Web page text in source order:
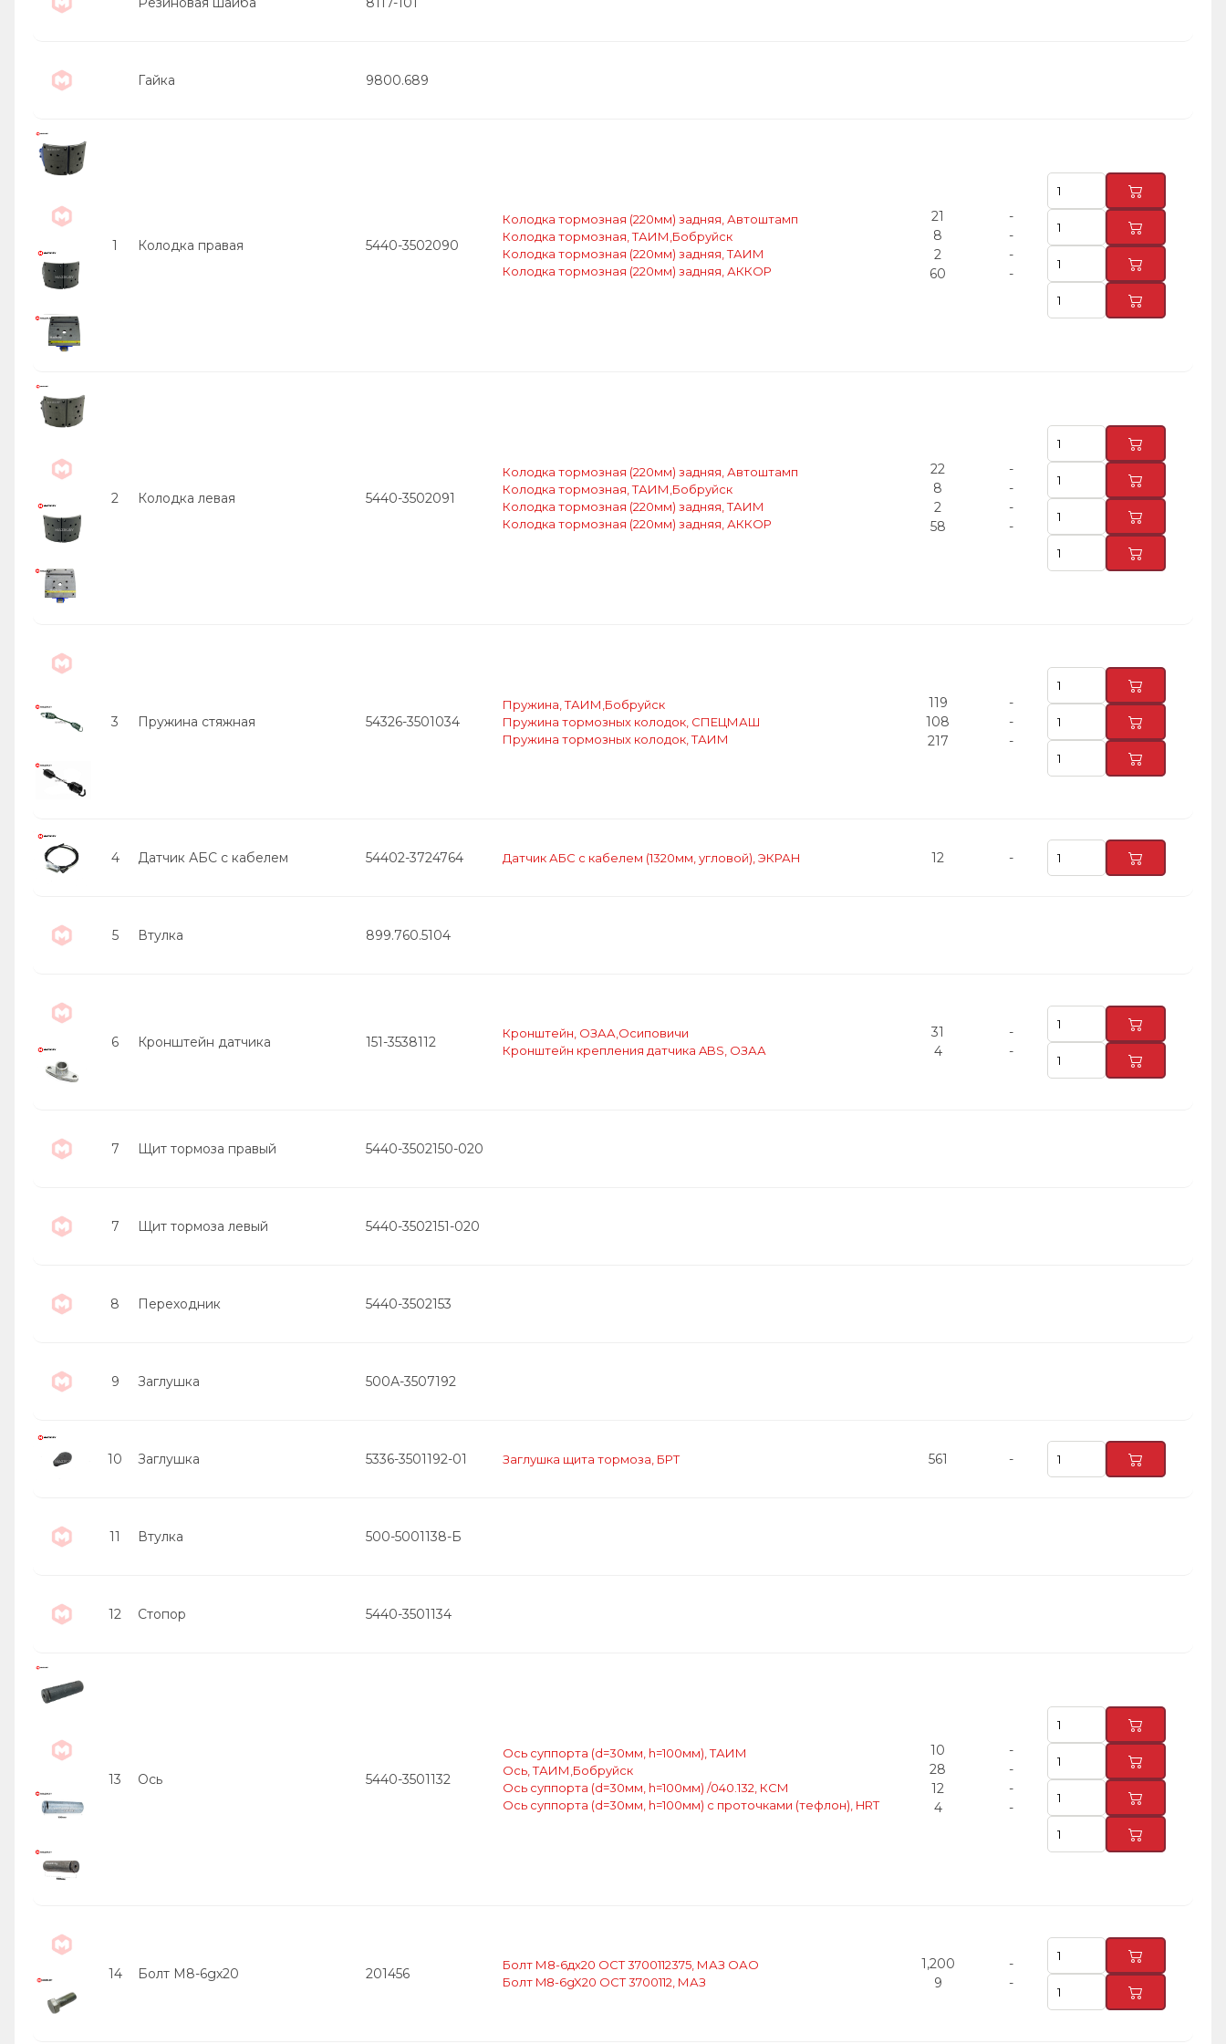
Гайка 9800.689
1 Колодка правая 5440-3502090
Колодка тормозная (220мм) задняя, Автоштамп
Колодка тормозная, ТАИМ,Бобруйск
Колодка тормозная (220мм) задняя, ТАИМ
Колодка тормозная (220мм) задняя, АККОР
21
8
2
60
-
-
-
-
2 Колодка левая 5440-3502091
Колодка тормозная (220мм) задняя, Автоштамп
Колодка тормозная, ТАИМ,Бобруйск
Колодка тормозная (220мм) задняя, ТАИМ
Колодка тормозная (220мм) задняя, АККОР
22
8
2
58
-
-
-
-
3 Пружина стяжная 54326-3501034
Пружина, ТАИМ,Бобруйск
Пружина тормозных колодок, СПЕЦМАШ
Пружина тормозных колодок, ТАИМ
119
108
217
-
-
-
4 Датчик АБС с кабелем 54402-3724764 Датчик АБС с кабелем (1320мм, угловой), ЭКРАН 12 -
5 Втулка 899.760.5104
6 Кронштейн датчика 151-3538112
Кронштейн, ОЗАА,Осиповичи
Кронштейн крепления датчика ABS, ОЗАА
31
4
-
-
7 Щит тормоза правый 5440-3502150-020
7 Щит тормоза левый 5440-3502151-020
8 Переходник 5440-3502153
9 Заглушка 500А-3507192
10 Заглушка 5336-3501192-01 Заглушка щита тормоза, БРТ 561 -
11 Втулка 500-5001138-Б
12 Стопор 5440-3501134
13 Ось 5440-3501132
Ось суппорта (d=30мм, h=100мм), ТАИМ
Ось, ТАИМ,Бобруйск
Ось суппорта (d=30мм, h=100мм) /040.132, КСМ
Ось суппорта (d=30мм, h=100мм) с проточками (тефлон), HRT
10
28
12
4
-
-
-
-
14 Болт М8-6gх20 201456
Болт М8-6дх20 ОСТ 3700112375, МАЗ ОАО
Болт M8-6gX20 OCT 3700112, МАЗ
1,200
9
-
-